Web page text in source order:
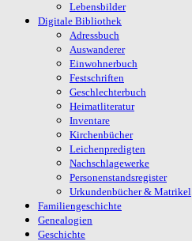
Lebensbilder
Digitale Bibliothek
Adressbuch
Auswanderer
Einwohnerbuch
Festschriften
Geschlechterbuch
Heimatliteratur
Inventare
Kirchenbücher
Leichenpredigten
Nachschlagewerke
Personenstandsregister
Urkundenbücher & Matrikel
Familiengeschichte
Genealogien
Geschichte